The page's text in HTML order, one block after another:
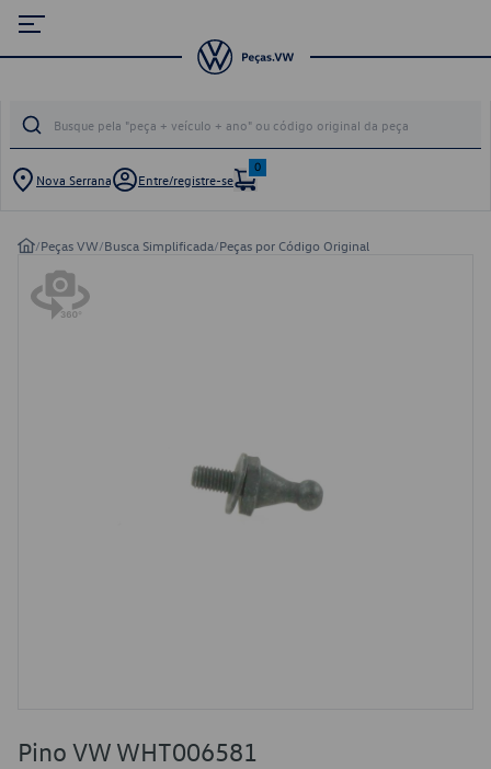
Nova Serrana Entre/registre-se
0
/Peças VW/Busca Simplificada/Peças por Código Original
Pino VW WHT006581